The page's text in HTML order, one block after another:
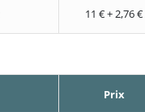
11 € + 2,76 €
Prix